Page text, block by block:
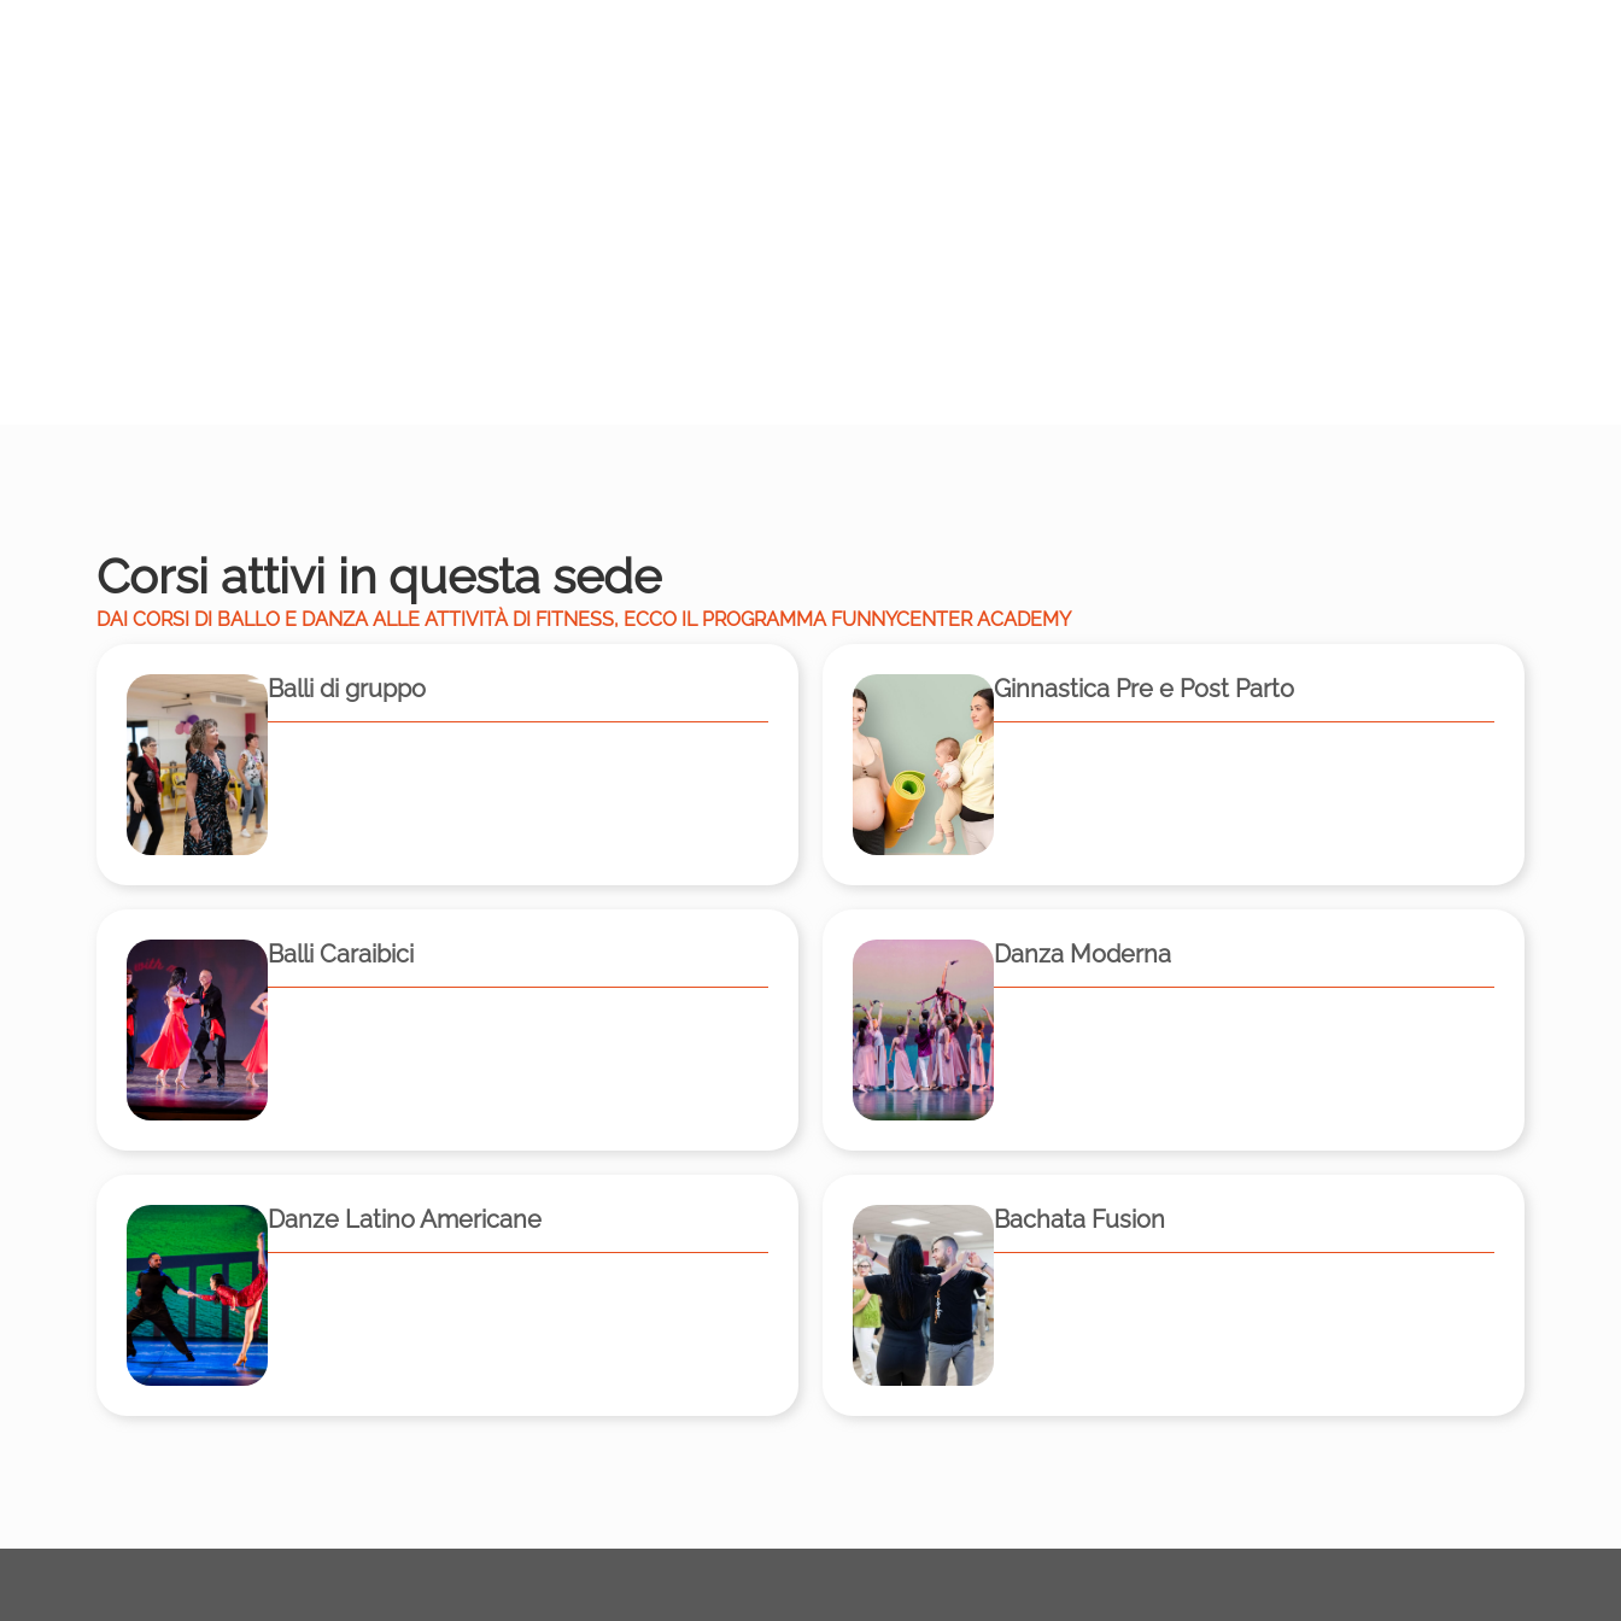
Corsi attivi in questa sede
DAI CORSI DI BALLO E DANZA ALLE ATTIVITÀ DI FITNESS, ECCO IL PROGRAMMA FUNNYCENTER ACADEMY
Balli di gruppo Ginnastica Pre e Post Parto
Balli Caraibici Danza Moderna
Danze Latino Americane Bachata Fusion